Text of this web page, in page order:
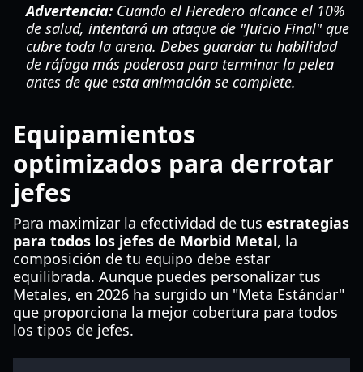
Advertencia: Cuando el Heredero alcance el 10%
de salud, intentará un ataque de "Juicio Final" que
cubre toda la arena. Debes guardar tu habilidad
de ráfaga más poderosa para terminar la pelea
antes de que esta animación se complete.
Equipamientos
optimizados para derrotar
jefes
Para maximizar la efectividad de tus estrategias
para todos los jefes de Morbid Metal, la
composición de tu equipo debe estar
equilibrada. Aunque puedes personalizar tus
Metales, en 2026 ha surgido un "Meta Estándar"
que proporciona la mejor cobertura para todos
los tipos de jefes.